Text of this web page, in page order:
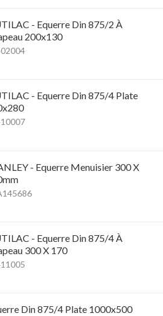
- Equerre Din 875/2 À
200x130
- Equerre Din 875/4 Plate
- Equerre Menuisier 300 X
- Equerre Din 875/4 À
300 X 170
Din 875/4 Plate 1000x500